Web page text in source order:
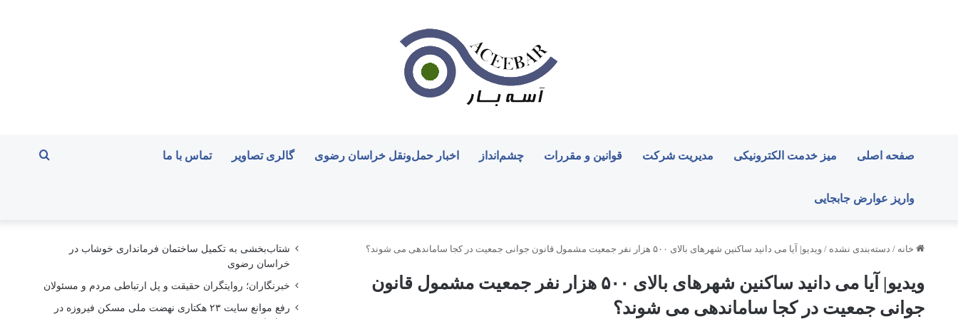
صفحه اصلی میز خدمت الکترونیکی مدیریت شرکت قوانین و مقررات چشم‌انداز اخبار حمل‌ونقل خراسان رضوی گالری تصاویر تماس با ما
واریز عوارض جابجایی
جستجو
خانه / دسته‌بندی نشده / ویدیو| آیا می دانید ساکنین شهرهای بالای ۵۰۰ هزار نفر جمعیت مشمول قانون جوانی جمعیت در کجا ساماندهی می شوند؟
ویدیو| آیا می دانید ساکنین شهرهای بالای ۵۰۰ هزار نفر جمعیت مشمول قانون
جوانی جمعیت در کجا ساماندهی می شوند؟
شتاب‌بخشی به تکمیل ساختمان فرمانداری خوشاب در
خراسان رضوی
خبرنگاران؛ روایتگران حقیقت و پل ارتباطی مردم و مسئولان
رفع موانع سایت ۲۳ هکتاری نهضت ملی مسکن فیروزه در